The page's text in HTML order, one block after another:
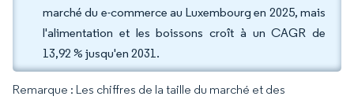
marché du e-commerce au Luxembourg en 2025, mais
l'alimentation et les boissons croît à un CAGR de
13,92 % jusqu'en 2031.
Remarque : Les chiffres de la taille du marché et des